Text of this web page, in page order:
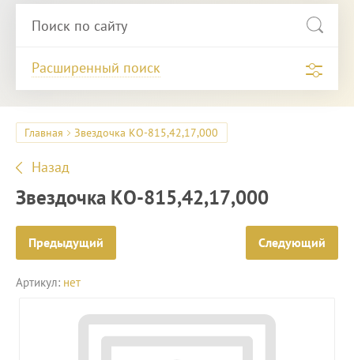
Расширенный поиск
Главная Звездочка КО-815,42,17,000
Назад
Звездочка КО-815,42,17,000
Предыдущий Следующий
Артикул: нет